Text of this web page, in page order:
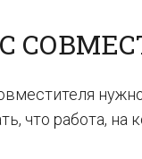
что работа,